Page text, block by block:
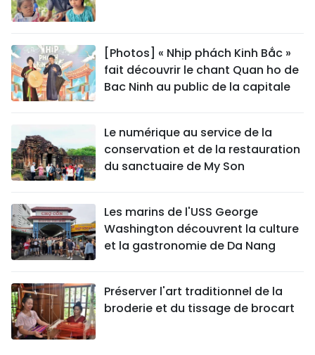
[Photos] « Nhịp phách Kinh Bắc »
fait découvrir le chant Quan ho de
Bac Ninh au public de la capitale
Le numérique au service de la
conservation et de la restauration
du sanctuaire de My Son
Les marins de l'USS George
Washington découvrent la culture
et la gastronomie de Da Nang
Préserver l'art traditionnel de la
broderie et du tissage de brocart